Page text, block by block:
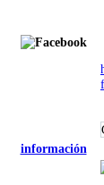
información